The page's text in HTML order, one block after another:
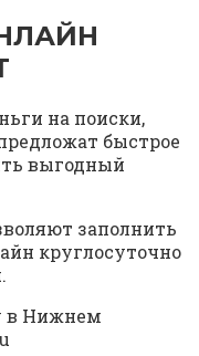
на поиски,
быстрое
выгодный
заполнить
круглосуточно
в Нижнем